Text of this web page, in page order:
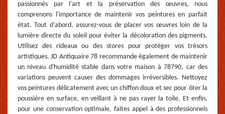
passionnés par l'art et la préservation des œuvres, nous
comprenons l'importance de maintenir vos peintures en parfait
état. Tout d'abord, assurez-vous de placer vos œuvres loin de la
lumière directe du soleil pour éviter la décoloration des pigments.
Utilisez des rideaux ou des stores pour protéger vos trésors
artistiques. JD Antiquaire 78 recommande également de maintenir
un niveau d'humidité stable dans votre maison à 78790, car des
variations peuvent causer des dommages irréversibles. Nettoyez
vos peintures délicatement avec un chiffon doux et sec pour ôter la
poussière en surface, en veillant à ne pas rayer la toile. Et enfin,
pour une conservation optimale, faites appel à des professionnels